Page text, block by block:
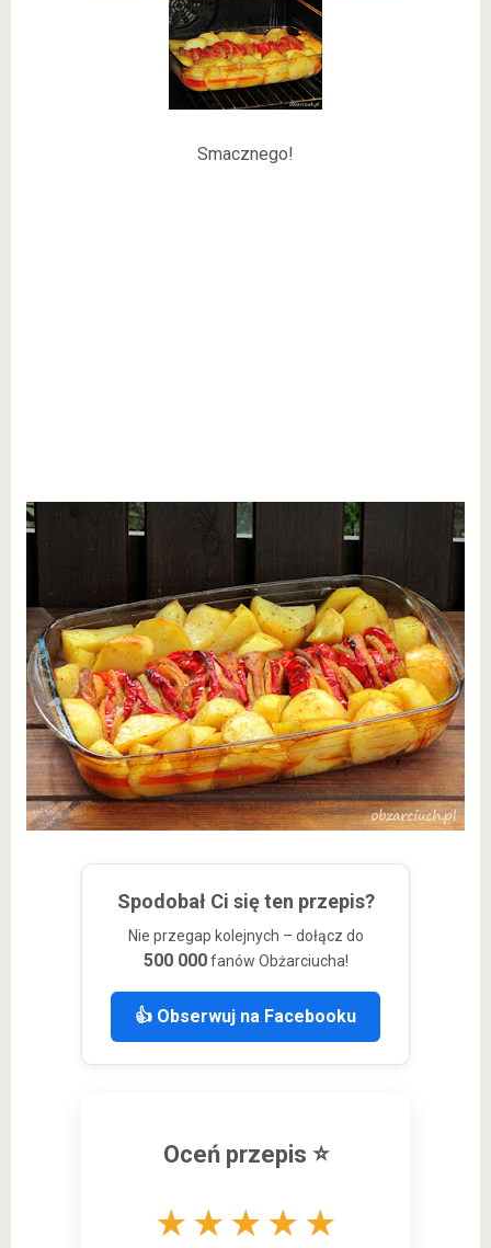
Smacznego!
Spodobał Ci się ten przepis?
Nie przegap kolejnych – dołącz do
500 000fanów Obżarciucha!
👍 Obserwuj na Facebooku
Oceń przepis ⭐
★ ★ ★ ★ ★